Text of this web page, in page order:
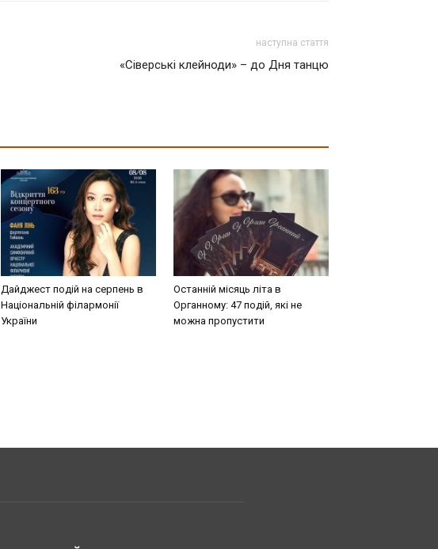
наступна стаття
«Сіверські клейноди» – до Дня танцю
Дайджест подій на серпень в
Національній філармонії
України
Останній місяць літа в
Органному: 47 подій, які не
можна пропустити